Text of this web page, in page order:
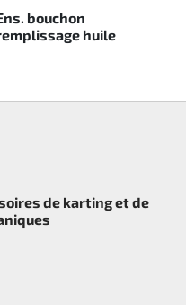
bouchon
huile
de karting et de